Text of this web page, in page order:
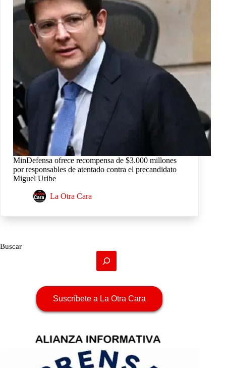
MinDefensa ofrece recompensa de $3.000 millones
por responsables de atentado contra el precandidato
Miguel Uribe
La Otra Cara
Buscar
Suscríbete a La Otra Cara